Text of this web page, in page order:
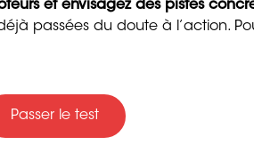
ne pas savoir faire autre
pour vous de faire
En effet, les compétences,
le savoir-être, c’est-à-dire
capacité d’adaptation,
Trente messages
4 min. de lecture
et envisagez des pistes
passées du doute à l’action.
Passer le test